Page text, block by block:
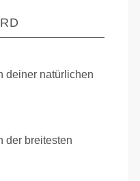
deiner natürlichen
der breitesten